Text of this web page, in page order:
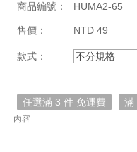
商品編號： HUMA2-65
售價： NTD 49
款式： 不分規格
任選滿 3 件 免運費 滿
內容